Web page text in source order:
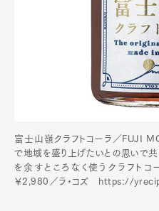
富士山嶺クラフトコーラ／FUJI
で地域を盛り上げたいとの思いで
を余すところなく使うクラフト
￥2,980／ラ・コズ https://